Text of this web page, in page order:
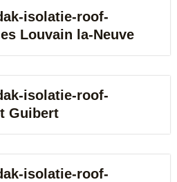
isolatie-roof-
Louvain la-Neuve
isolatie-roof-
Guibert
isolatie-roof-